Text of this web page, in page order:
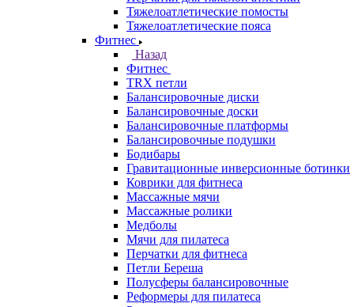
Тяжелоатлетические помосты
Тяжелоатлетические пояса
Фитнес
Назад
Фитнес
TRX петли
Балансировочные диски
Балансировочные доски
Балансировочные платформы
Балансировочные подушки
Бодибары
Гравитационные инверсионные ботинки
Коврики для фитнеса
Массажные мячи
Массажные ролики
Медболы
Мячи для пилатеса
Перчатки для фитнеса
Петли Береша
Полусферы балансировочные
Реформеры для пилатеса